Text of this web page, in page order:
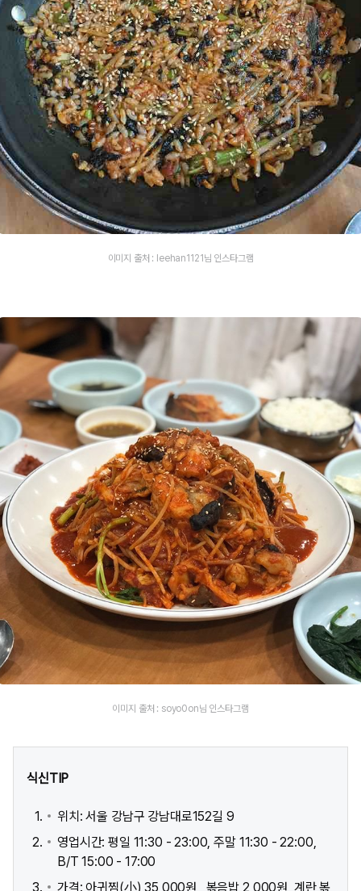
이미지 출처 : leehan1121님 인스타그램
이미지 출처 : soyo0on님 인스타그램
식신TIP
위치: 서울 강남구 강남대로152길 9
영업시간: 평일 11:30 - 23:00, 주말 11:30 - 22:00,
B/T 15:00 - 17:00
가격: 아귀찜(小) 35,000원 , 볶음밥 2,000원, 계란 볶